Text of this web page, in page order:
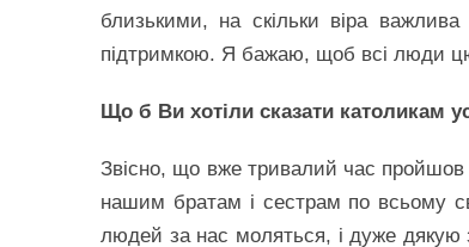
близькими, на скільки віра
підтримкою. Я бажаю, щоб всі люди
Що б Ви хотіли сказати католикам
Звісно, що вже тривалий час пройшов
нашим братам і сестрам по всьому
людей за нас моляться, і дуже дякую